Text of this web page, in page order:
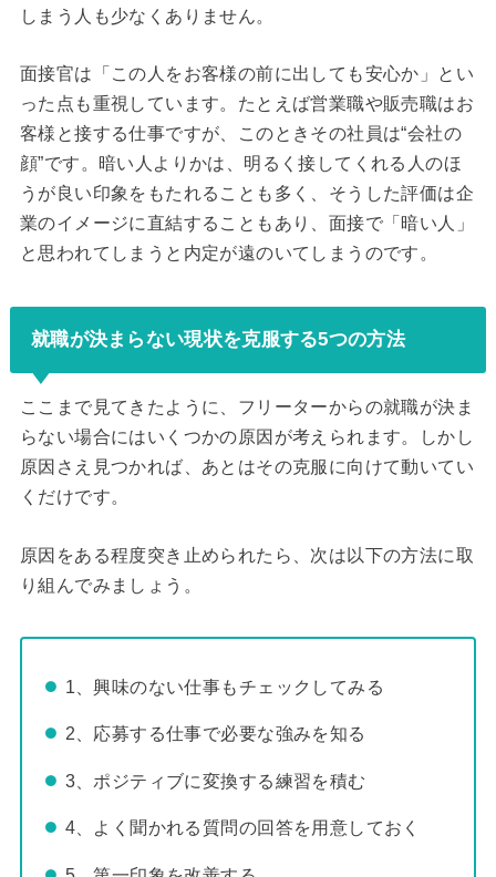
しまう人も少なくありません。
面接官は「この人をお客様の前に出しても安心か」とい
った点も重視しています。たとえば営業職や販売職はお
客様と接する仕事ですが、このときその社員は“会社の
顔”です。暗い人よりかは、明るく接してくれる人のほ
うが良い印象をもたれることも多く、そうした評価は企
業のイメージに直結することもあり、面接で「暗い人」
と思われてしまうと内定が遠のいてしまうのです。
就職が決まらない現状を克服する5つの方法
ここまで見てきたように、フリーターからの就職が決ま
らない場合にはいくつかの原因が考えられます。しかし
原因さえ見つかれば、あとはその克服に向けて動いてい
くだけです。
原因をある程度突き止められたら、次は以下の方法に取
り組んでみましょう。
1、興味のない仕事もチェックしてみる
2、応募する仕事で必要な強みを知る
3、ポジティブに変換する練習を積む
4、よく聞かれる質問の回答を用意しておく